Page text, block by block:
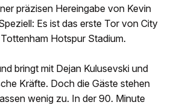
präzisen Hereingabe von Kevin
Es ist das erste Tor von City
Hotspur Stadium.
bringt mit Dejan Kulusevski und
Kräfte. Doch die Gäste stehen
wenig zu. In der 90. Minute